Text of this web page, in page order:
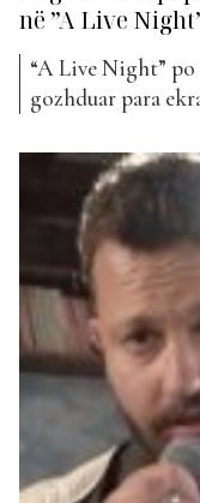
në ”A Live
“A Live Night”
gozhduar para
ndjekur disa nga
Artisti i kësaj